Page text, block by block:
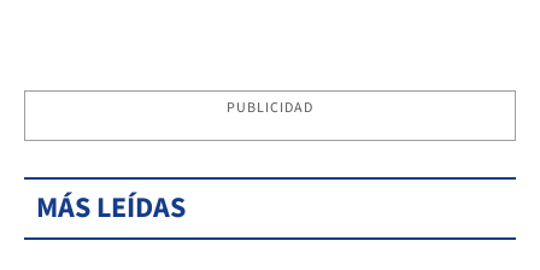
PUBLICIDAD
MÁS LEÍDAS